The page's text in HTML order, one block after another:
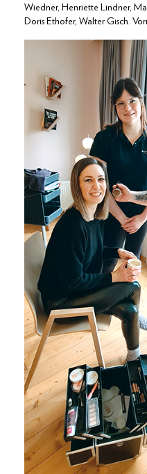
Wiedner, Henriette Lindner,
Doris Ethofer, Walter Gisch.